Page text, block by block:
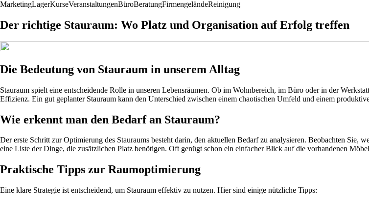
MarketingLagerKurseVeranstaltungenBüroBeratungFirmengeländeReinigung
Der richtige Stauraum: Wo Platz und Organisation auf Erfolg treffen
Die Bedeutung von Stauraum in unserem Alltag
Stauraum spielt eine entscheidende Rolle in unseren Lebensräumen. Ob im Wohnbereich, im Büro oder in der
Effizienz. Ein gut geplanter Stauraum kann den Unterschied zwischen einem chaotischen Umfeld und einem
Wie erkennt man den Bedarf an Stauraum?
Der erste Schritt zur Optimierung des Stauraums besteht darin, den aktuellen Bedarf zu analysieren. Beobachten Sie,
eine Liste der Dinge, die zusätzlichen Platz benötigen. Oft genügt schon ein einfacher Blick auf die vorhandenen
Praktische Tipps zur Raumoptimierung
Eine klare Strategie ist entscheidend, um Stauraum effektiv zu nutzen. Hier sind einige nützliche Tipps: